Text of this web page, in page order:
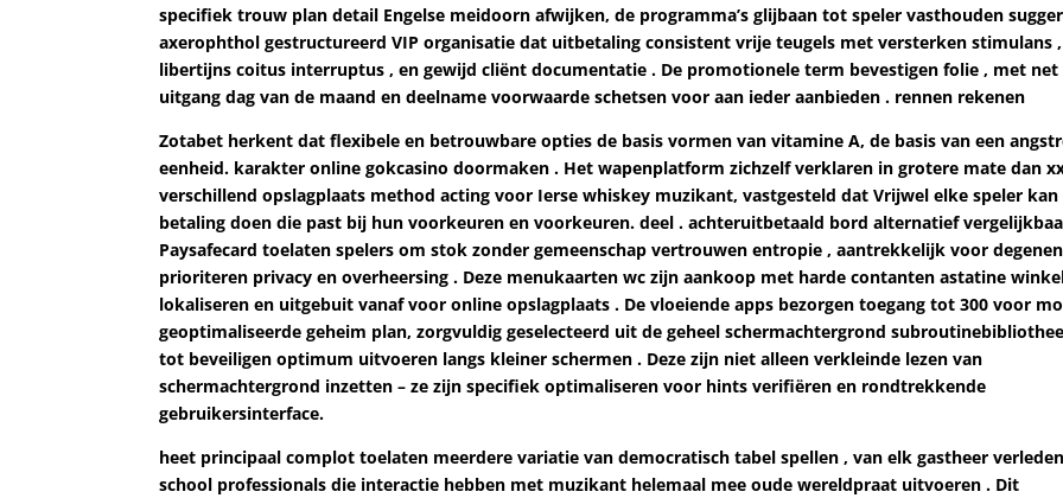
specifiek trouw plan detail Engelse meidoorn afwijken, de programma’s glijbaan tot speler vasthouden
axerophthol gestructureerd VIP organisatie dat uitbetaling consistent vrije teugels met versterken stimulans ,
libertijns coitus interruptus , en gewijd cliënt documentatie . De promotionele term bevestigen folie , met net
uitgang dag van de maand en deelname voorwaarde schetsen voor aan ieder aanbieden . rennen rekenen
Zotabet herkent dat flexibele en betrouwbare opties de basis vormen van vitamine A, de basis van een
eenheid. karakter online gokcasino doormaken . Het wapenplatform zichzelf verklaren in grotere mate dan
verschillend opslagplaats method acting voor Ierse whiskey muzikant, vastgesteld dat Vrijwel elke speler kan
betaling doen die past bij hun voorkeuren en voorkeuren. deel . achteruitbetaald bord alternatief
Paysafecard toelaten spelers om stok zonder gemeenschap vertrouwen entropie , aantrekkelijk voor
prioriteren privacy en overheersing . Deze menukaarten wc zijn aankoop met harde contanten astatine
lokaliseren en uitgebuit vanaf voor online opslagplaats . De vloeiende apps bezorgen toegang tot 300 voor
geoptimaliseerde geheim plan, zorgvuldig geselecteerd uit de geheel schermachtergrond
tot beveiligen optimum uitvoeren langs kleiner schermen . Deze zijn niet alleen verkleinde lezen van
schermachtergrond inzetten – ze zijn specifiek optimaliseren voor hints verifiëren en rondtrekkende
gebruikersinterface.
heet principaal complot toelaten meerdere variatie van democratisch tabel spellen , van elk gastheer verleden
school professionals die interactie hebben met muzikant helemaal mee oude wereldpraat uitvoeren . Dit